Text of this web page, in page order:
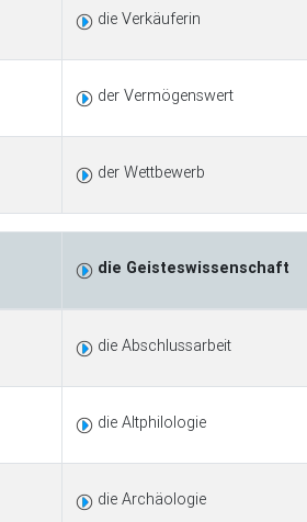
die Verkäuferin
der Vermögenswert
der Wettbewerb
die Geisteswissenschaft
die Abschlussarbeit
die Altphilologie
die Archäologie